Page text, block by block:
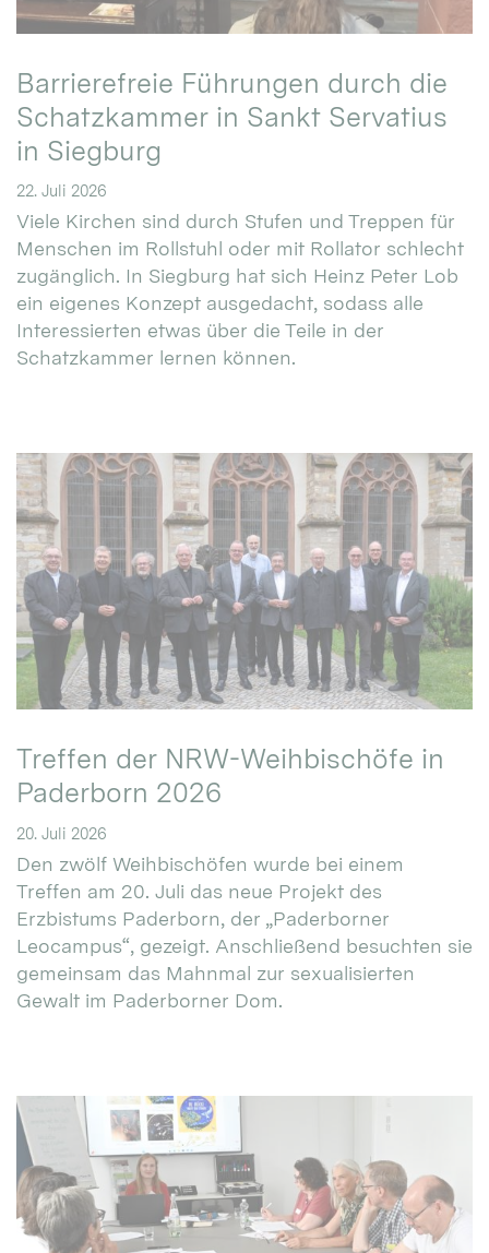
Barrierefreie Führungen durch die
Schatzkammer in Sankt Servatius
in Siegburg
22. Juli 2026
Viele Kirchen sind durch Stufen und Treppen für
Menschen im Rollstuhl oder mit Rollator schlecht
zugänglich. In Siegburg hat sich Heinz Peter Lob
ein eigenes Konzept ausgedacht, sodass alle
Interessierten etwas über die Teile in der
Schatzkammer lernen können.
Treffen der NRW-Weihbischöfe in
Paderborn 2026
20. Juli 2026
Den zwölf Weihbischöfen wurde bei einem
Treffen am 20. Juli das neue Projekt des
Erzbistums Paderborn, der „Paderborner
Leocampus“, gezeigt. Anschließend besuchten sie
gemeinsam das Mahnmal zur sexualisierten
Gewalt im Paderborner Dom.